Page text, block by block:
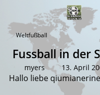
Weltfußball
Fussball in der
myers 13. April
Hallo liebe